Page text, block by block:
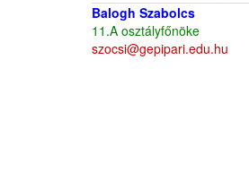
Balogh Szabolcs
11.A osztályfőnöke
szocsi@gepipari.edu.hu